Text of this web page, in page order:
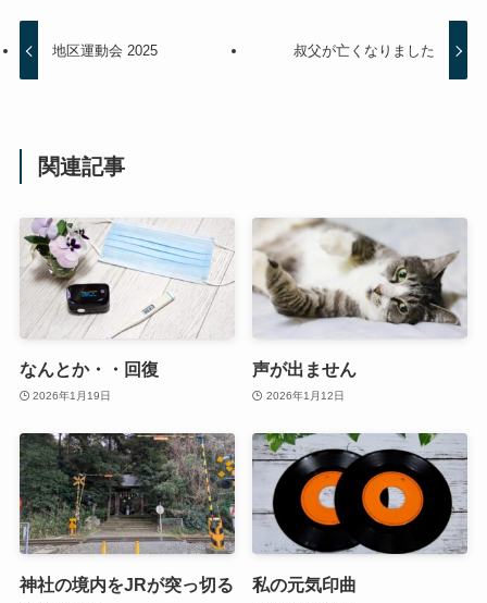
地区運動会 2025 叔父が亡くなりました
関連記事
なんとか・・回復
2026年1月19日
声が出ません
2026年1月12日
神社の境内をJRが突っ切る 私の元気印曲